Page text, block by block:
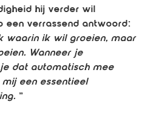
hij verder wil
een verrassend antwoord:
waarin ik wil groeien, maar
Wanneer je
dat automatisch mee
een essentieel
”